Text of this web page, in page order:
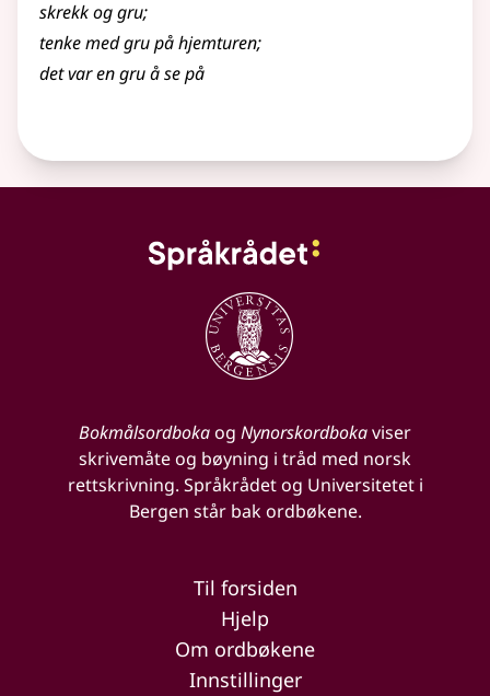
skrekk oggru;
tenke medgrupå hjemturen;
det var en gru å se på
Bokmålsordbokaog Nynorskordbokaviser
skrivemåte og bøyning i tråd med norsk
rettskrivning. Språkrådet og Universitetet i
Bergen står bak ordbøkene.
Til forsiden
Hjelp
Om ordbøkene
Innstillinger